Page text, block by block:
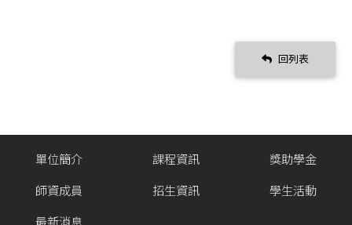
回列表
單位簡介
師資成員
課程資訊
招生資訊
獎助學金
學生活動